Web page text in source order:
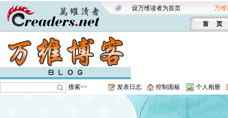
设万维读者为首页 万维
首 页
搜索>> 发表日志 控制面板 个人相册